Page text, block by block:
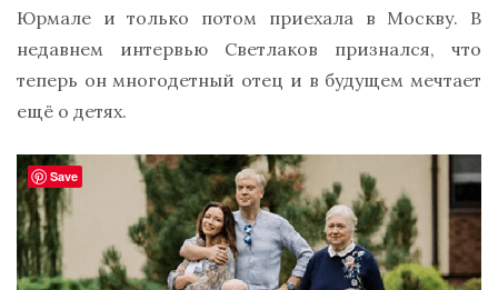
Юрмале и только потом приехала в Москву. В
недавнем интервью Светлаков признался, что
теперь он многодетный отец и в будущем мечтает
ещё о детях.
Save